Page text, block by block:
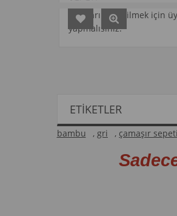
Fiyatları görebilmek için üye girişi
ETIKETLER
bambu , gri , çamaşır sepeti